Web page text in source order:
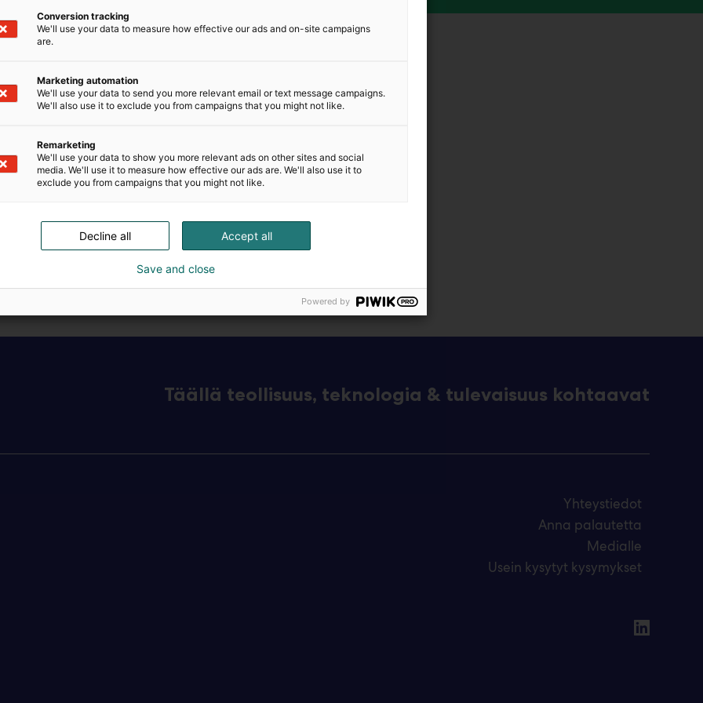
referenssivideomme täältä:
työturvallisuuttaan Detectorin kaasunvalvontaratkaisulla
Täällä teollisuus, teknologia & tulevaisuus kohtaavat
Yhteystiedot
Anna palautetta
Medialle
Usein kysytyt kysymykset
Conversion tracking
We'll use your data to measure how effective our ads and on-site campaigns
are.
Marketing automation
We'll use your data to send you more relevant email or text message campaigns.
We'll also use it to exclude you from campaigns that you might not like.
Remarketing
We'll use your data to show you more relevant ads on other sites and social
media. We'll use it to measure how effective our ads are. We'll also use it to
exclude you from campaigns that you might not like.
Accept all
Decline all
Save and close
Powered by